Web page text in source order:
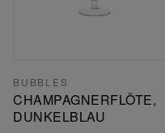
BUBBLES
CHAMPAGNERFLÖTE,
DUNKELBLAU